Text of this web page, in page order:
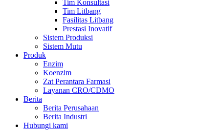
Tim Konsultasi
Tim Litbang
Fasilitas Litbang
Prestasi Inovatif
Sistem Produksi
Sistem Mutu
Produk
Enzim
Koenzim
Zat Perantara Farmasi
Layanan CRO/CDMO
Berita
Berita Perusahaan
Berita Industri
Hubungi kami